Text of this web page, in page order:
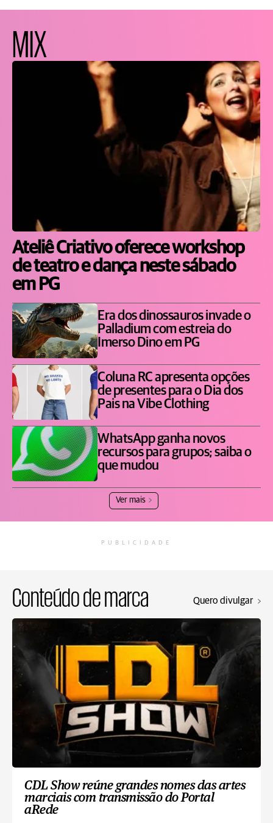
MIX
Ateliê Criativo oferece workshop
de teatro e dança neste sábado
em PG
Era dos dinossauros invade o
Palladium com estreia do
Imerso Dino em PG
Coluna RC apresenta opções
de presentes para o Dia dos
Pais na Vibe Clothing
WhatsApp ganha novos
recursos para grupos; saiba o
que mudou
Ver mais
PUBLICIDADE
Conteúdo de marca Quero divulgar
CDL Show reúne grandes nomes das artes
marciais com transmissão do Portal
aRede